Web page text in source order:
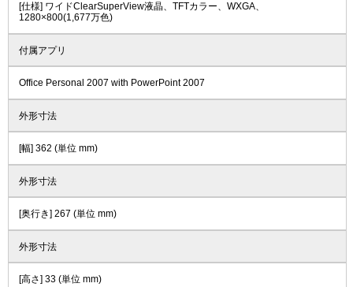
[仕様] ワイドClearSuperView液晶、TFTカラー、WXGA、
1280×800(1,677万色)
付属アプリ
Office Personal 2007 with PowerPoint 2007
外形寸法
[幅] 362 (単位 mm)
外形寸法
[奥行き] 267 (単位 mm)
外形寸法
[高さ] 33 (単位 mm)